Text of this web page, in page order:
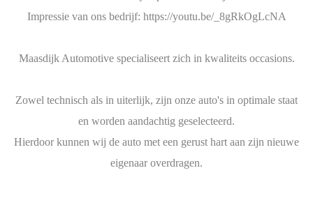
Impressie van ons bedrijf: https://youtu.be/_8gRkOgLcNA
Maasdijk Automotive specialiseert zich in kwaliteits occasions.
Zowel technisch als in uiterlijk, zijn onze auto's in optimale staat
en worden aandachtig geselecteerd.
Hierdoor kunnen wij de auto met een gerust hart aan zijn nieuwe
eigenaar overdragen.